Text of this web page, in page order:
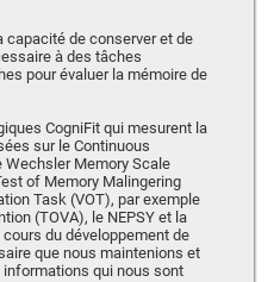
capacité de conserver et de
à des tâches
pour évaluer la mémoire de
CogniFit qui mesurent la
sur le Continuous
Wechsler Memory Scale
of Memory Malingering
Task (VOT), par exemple
(TOVA), le NEPSY et la
du développement de
que nous maintenions et
qui nous sont